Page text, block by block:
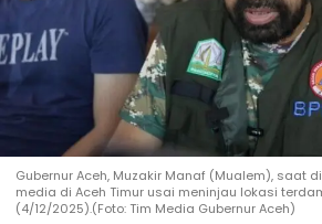
Gubernur Aceh, Muzakir Manaf (Mualem), saat
media di Aceh Timur usai meninjau lokasi
(4/12/2025).(Foto: Tim Media Gubernur Aceh)